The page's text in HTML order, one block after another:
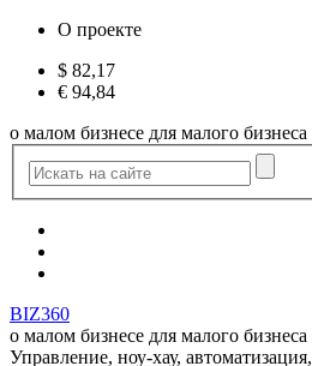
О проекте
$ 82,17
€ 94,84
о малом бизнесе для малого бизнеса
BIZ360
о малом бизнесе для малого бизнеса
Управление, ноу-хау, автоматизация,